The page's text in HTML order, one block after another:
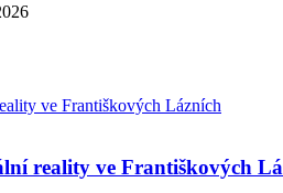
reality ve Františkových